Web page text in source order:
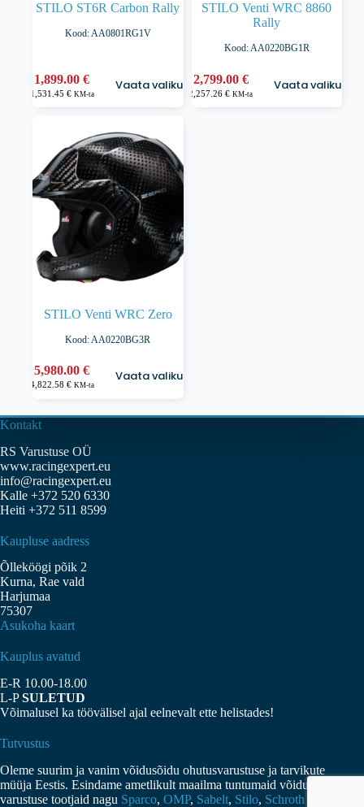
STILO ST6R Carbon Rally
Kood: AA0801RG1V
1,899.00€
1,531.45 € KM-ta
Vaata valikuid
Sellel
tootel
teha
tootelehel.
STILO Venti WRC 8860
Rally
Kood: AA0220BG1R
2,799.00 €
2,257.26€ KM-ta
Vaata valikuid
Sellel
tootel
saab
teha
tootelehel.
STILO Venti WRC Zero
Kood: AA0220BG3R
5,980.00€
4,822.58 € KM-ta
Vaata valikuid
Sellel
tootel
varianti.
saab
teha
tootelehel.
Kontakt
RS Varustuse OÜ
www.racingexpert.eu
info@racingexpert.eu
Kalle +372 520 6330
Heiti +372 511 8599
Kaupluse aadress
Õlleköögi põik 2
Kurna, Rae vald
Harjumaa
75307
Asukoha kaart
Kauplus avatud
E-R 10.00-18.00
L-PSULETUD
Võimalusel ka töövälisel ajal eelnevalt ette helistades!
Tutvustus
Oleme suurim ja vanim võidusõidu ohutusvarustuse ja tarvikute
müüja Eestis. Esindame ametlikult maailma tuntumaid võidusõidu
varustuse tootjaid nagu Sparco, OMP, Sabelt, Stilo, Schroth